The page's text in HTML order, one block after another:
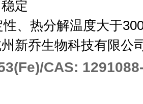
定
、热分解温度大于
新乔生物科技有限公
CAS: